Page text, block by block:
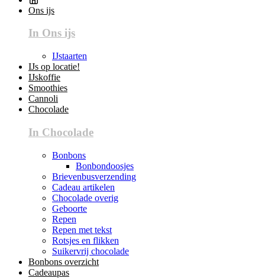
Ons ijs
In Ons ijs
IJstaarten
IJs op locatie!
IJskoffie
Smoothies
Cannoli
Chocolade
In Chocolade
Bonbons
Bonbondoosjes
Brievenbusverzending
Cadeau artikelen
Chocolade overig
Geboorte
Repen
Repen met tekst
Rotsjes en flikken
Suikervrij chocolade
Bonbons overzicht
Cadeaupas